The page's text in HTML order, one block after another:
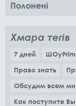
Полонені
Хмара тегів
7 дней
Право знать
Обсудим всем
Как поступите Вы